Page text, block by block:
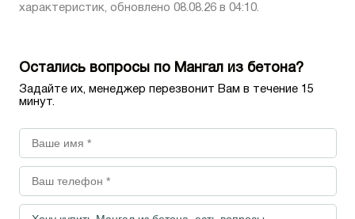
характеристик, обновлено 08.08.26 в 04:10.
Остались вопросы по Мангал из бетона?
Задайте их, менеджер перезвонит Вам в течение 15
минут.